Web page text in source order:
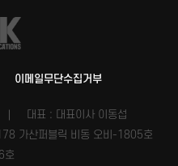
이메일무단수집거부
대표 : 대표이사 이동섭
가산퍼블릭 비동 오비-1805호
호